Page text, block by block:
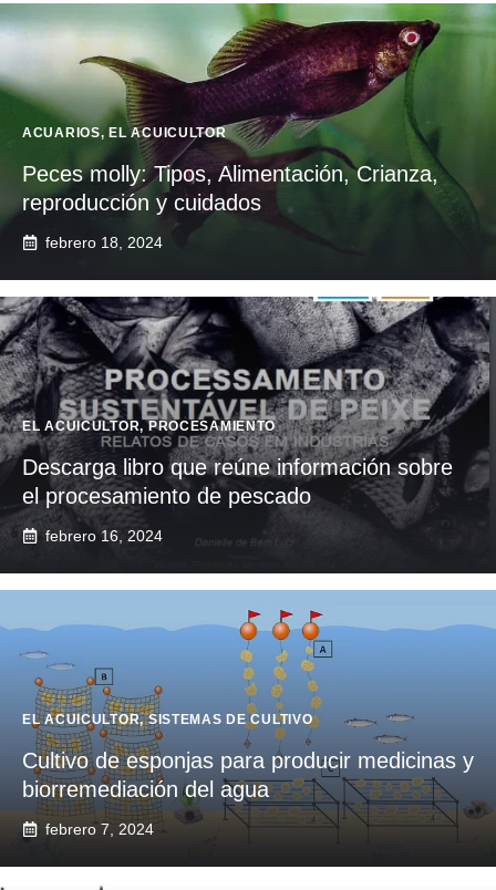
ACUARIOS,EL ACUICULTOR
Peces molly: Tipos, Alimentación, Crianza,
reproducción y cuidados
febrero 18, 2024
EL ACUICULTOR,PROCESAMIENTO
Descarga libro que reúne información sobre
el procesamiento de pescado
febrero 16, 2024
EL ACUICULTOR,SISTEMAS DE CULTIVO
Cultivo de esponjas para producir medicinas y
biorremediación del agua
febrero 7, 2024